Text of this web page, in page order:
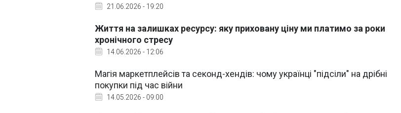
21.06.2026 - 19:20
Життя на залишках ресурсу: яку приховану ціну ми платимо за роки
хронічного стресу
14.06.2026 - 12:06
Магія маркетплейсів та секонд-хендів: чому українці "підсіли" на дрібні
покупки під час війни
14.05.2026 - 09:00